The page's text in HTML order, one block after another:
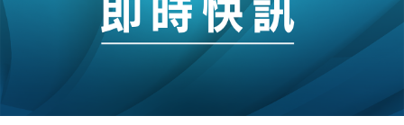
財經｜內地7月美元計價出口增近24%勝預期 貿易順
差達1125億美元
財經｜日本春季三度入市撐日圓 4月單日斥6.28萬億
國際｜特朗普料美伊戰事快結束 承認部分彈藥庫存緊
張